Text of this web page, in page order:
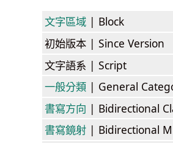
文字區域 | Block
初始版本 | Since Version
文字語系 | Script
一般分類 | General
書寫方向 | Bidirectional
書寫鏡射 | Bidirectional